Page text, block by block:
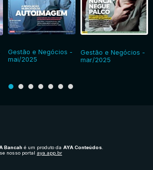
Gestão e Negócios -
mai/2025
Gestão e Negócios -
mar/2025
Bancah é um produto da AYA Conteúdos
nosso portal aya.app.br